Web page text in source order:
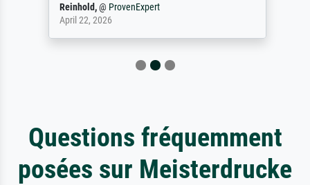
Reinhold,@ ProvenExpert
April 22, 2026
Questions fréquemment
posées sur Meisterdrucke